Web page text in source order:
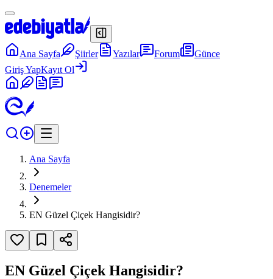
Ana Sayfa Şiirler Yazılar Forum
Günce
Giriş YapKayıt Ol
Ana Sayfa
Denemeler
EN Güzel Çiçek Hangisidir?
EN Güzel Çiçek Hangisidir?